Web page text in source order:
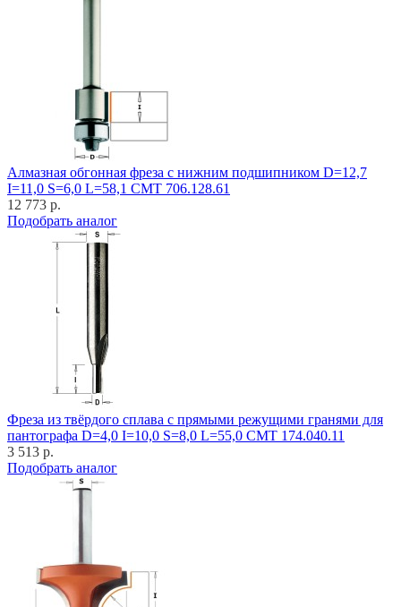
Алмазная обгонная фреза с нижним подшипником D=12,7
I=11,0 S=6,0 L=58,1 CMT 706.128.61
12 773 р.
Подобрать аналог
Фреза из твёрдого сплава с прямыми режущими гранями для
пантографа D=4,0 I=10,0 S=8,0 L=55,0 CMT 174.040.11
3 513 р.
Подобрать аналог